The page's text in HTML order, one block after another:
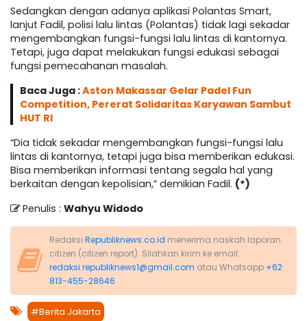
Sedangkan dengan adanya aplikasi Polantas Smart,
lanjut Fadil, polisi lalu lintas (Polantas) tidak lagi sekadar
mengembangkan fungsi-fungsi lalu lintas di kantornya.
Tetapi, juga dapat melakukan fungsi edukasi sebagai
fungsi pemecahanan masalah.
Baca Juga :Aston Makassar Gelar Padel Fun
Competition, Pererat Solidaritas Karyawan Sambut
HUT RI
“Dia tidak sekadar mengembangkan fungsi-fungsi lalu
lintas di kantornya, tetapi juga bisa memberikan edukasi.
Bisa memberikan informasi tentang segala hal yang
berkaitan dengan kepolisian,” demikian Fadil. (*)
Penulis : Wahyu Widodo
Redaksi Republiknews.co.id menerima naskah laporan
citizen (citizen report). Silahkan kirim ke email:
redaksi.republiknews1@gmail.com atau Whatsapp +62
813-455-28646
#Berita Jakarta